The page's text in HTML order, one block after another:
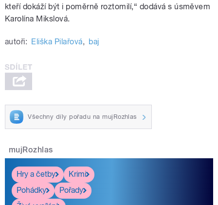
kteří dokáží být i poměrně roztomilí,“ dodává s úsměvem
Karolína Mikslová.
autoři: Eliška Pilařová, baj
Všechny díly pořadu na mujRozhlas
mujRozhlas
Hry a četby
Krimi
Pohádky
Pořady